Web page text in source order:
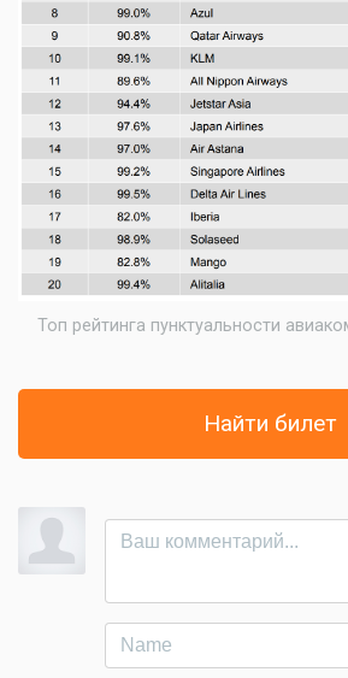
Топ рейтинга пунктуальности
Найти билет